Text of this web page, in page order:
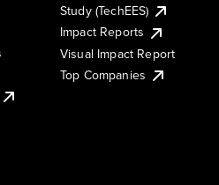
Study (TechEES)
Impact Reports
Visual Impact Report
Top Companies